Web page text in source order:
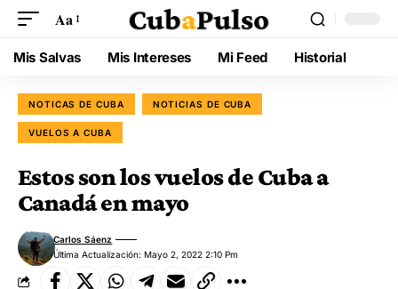
Aa
Mis Salvas Mis Intereses Mi Feed Historial
NOTICAS DE CUBA NOTICIAS DE CUBA
VUELOS A CUBA
Estos son los vuelos de Cuba a
Canadá en mayo
Última Actualización: Mayo 2, 2022 2:10 Pm
Carlos Sáenz